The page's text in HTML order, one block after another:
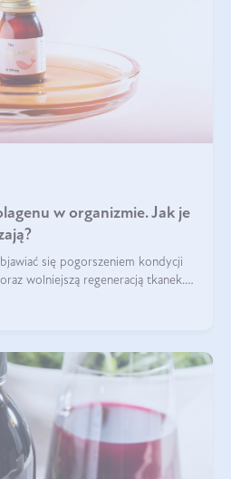
w organizmie. Jak je
się pogorszeniem kondycji
wolniejszą regeneracją tkanek.
paznokci oraz osłabienie włosów.